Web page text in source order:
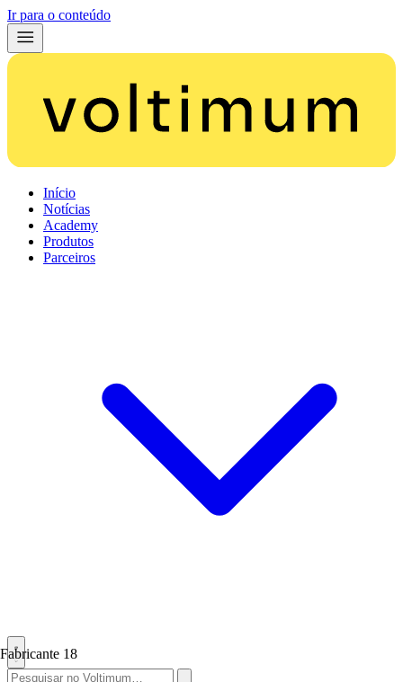
Ir para o conteúdo
Início
Notícias
Academy
Produtos
Parceiros
Fabricante 18